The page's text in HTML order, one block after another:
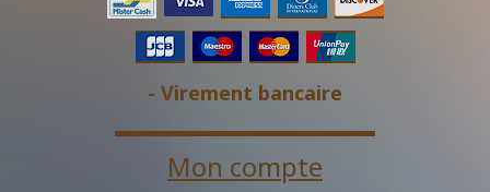
- Virement bancaire
Mon compte